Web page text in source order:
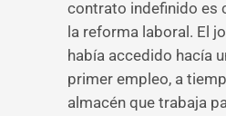
contrato indefinido es
la reforma laboral. El
había accedido hacía
primer empleo, a
almacén que trabaja